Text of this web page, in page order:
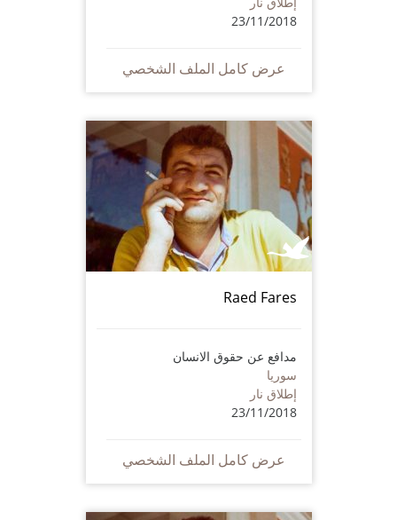
23/11/2018
عرض كامل الملف الشخصي
Raed Fares
مدافع عن حقوق الانسان
سوريا
إطلاق نار
23/11/2018
عرض كامل الملف الشخصي